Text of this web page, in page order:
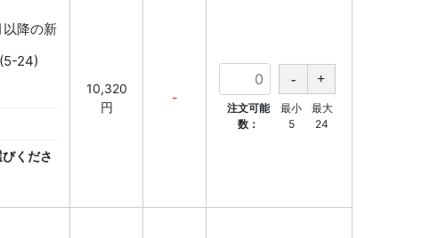
降の新
24)
くださ
10,320
円
-
注文可能
数：
最小
5
最大
24